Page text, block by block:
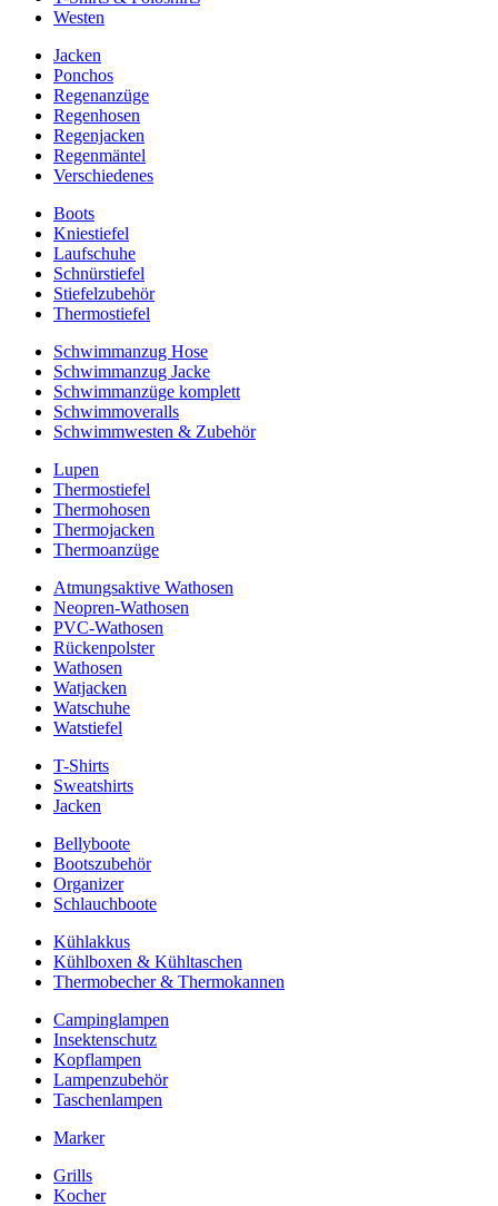
Westen
Jacken
Ponchos
Regenanzüge
Regenhosen
Regenjacken
Regenmäntel
Verschiedenes
Boots
Kniestiefel
Laufschuhe
Schnürstiefel
Stiefelzubehör
Thermostiefel
Schwimmanzug Hose
Schwimmanzug Jacke
Schwimmanzüge komplett
Schwimmoveralls
Schwimmwesten & Zubehör
Lupen
Thermostiefel
Thermohosen
Thermojacken
Thermoanzüge
Atmungsaktive Wathosen
Neopren-Wathosen
PVC-Wathosen
Rückenpolster
Wathosen
Watjacken
Watschuhe
Watstiefel
T-Shirts
Sweatshirts
Jacken
Bellyboote
Bootszubehör
Organizer
Schlauchboote
Kühlakkus
Kühlboxen & Kühltaschen
Thermobecher & Thermokannen
Campinglampen
Insektenschutz
Kopflampen
Lampenzubehör
Taschenlampen
Marker
Grills
Kocher